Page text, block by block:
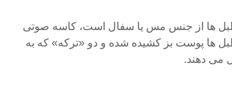
طبل ها از جنس مس یا سفال است، کاسه صوتی
طبل ها پوست بز کشیده شده و دو «ترکه» که به
می دهند.